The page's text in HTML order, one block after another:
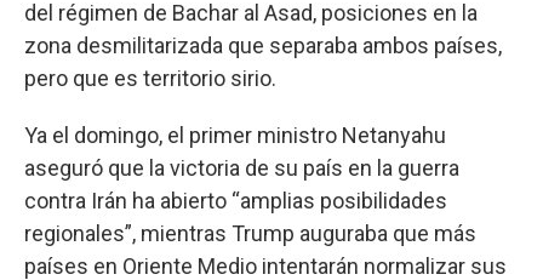
del régimen de Bachar al Asad, posiciones en la
zona desmilitarizada que separaba ambos países,
pero que es territorio sirio.
Ya el domingo, el primer ministro Netanyahu
aseguró que la victoria de su país en la guerra
contra Irán ha abierto “amplias posibilidades
regionales”, mientras Trump auguraba que más
países en Oriente Medio intentarán normalizar sus